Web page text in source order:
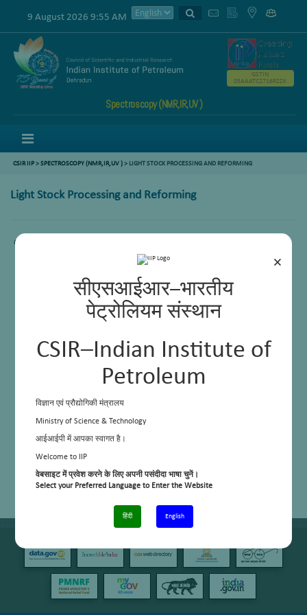
×
सीएसआईआर–भारतीय
पेट्रोलियम संस्थान
CSIR–Indian Institute of
Petroleum
विज्ञान एवं प्रौद्योगिकी मंत्रालय
Ministry of Science & Technology
आईआईपी में आपका स्वागत है।
Welcome to IIP
वेबसाइट में प्रवेश करने के लिए अपनी पसंदीदा भाषा चुनें।
Select your Preferred Language to Enter the Website
हिंदी English
9 August 2026 9:55 AM
Spectroscopy (NMR,IR,UV )
GSTIN
05AAATC2716R2ZK
CSIR IIP>SPECTROSCOPY (NMR,IR,UV )> LIGHT STOCK PROCESSING AND REFORMING
Light Stock Processing and Reforming
Comming Soon.